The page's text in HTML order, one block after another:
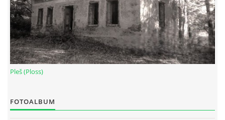
Pleš (Ploss)
FOTOALBUM